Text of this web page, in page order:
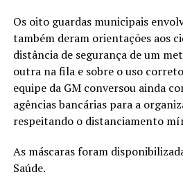
Os oito guardas municipais
também deram orientações aos
distância de segurança de um
outra na fila e sobre o uso
equipe da GM conversou ainda
agências bancárias para a
respeitando o distanciamento
As máscaras foram
Saúde.